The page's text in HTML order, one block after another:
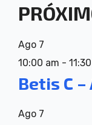
Ago 7
10:00 am -
Betis C
Ago 7